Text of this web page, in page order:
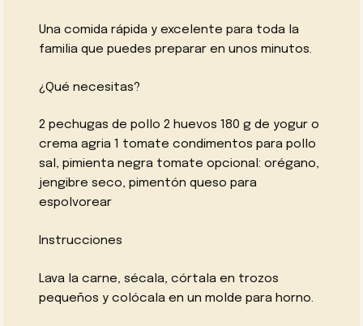
Una comida rápida y excelente para toda la
familia que puedes preparar en unos minutos.
¿Qué necesitas?
2 pechugas de pollo 2 huevos 180 g de yogur o
crema agria 1 tomate condimentos para pollo
sal, pimienta negra tomate opcional: orégano,
jengibre seco, pimentón queso para
espolvorear
Instrucciones
Lava la carne, sécala, córtala en trozos
pequeños y colócala en un molde para horno.